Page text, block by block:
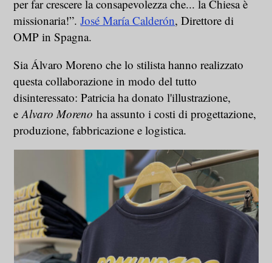
per far crescere la consapevolezza che... la Chiesa è
missionaria!”.José María Calderón, Direttore di
OMP in Spagna.
Sia Álvaro Moreno che lo stilista hanno realizzato
questa collaborazione in modo del tutto
disinteressato: Patricia ha donato l'illustrazione,
eAlvaro Moreno ha assunto i costi di progettazione,
produzione, fabbricazione e logistica.